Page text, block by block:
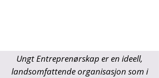
Ungt Entreprenørskap er en ideell,
landsomfattende organisasjon som i